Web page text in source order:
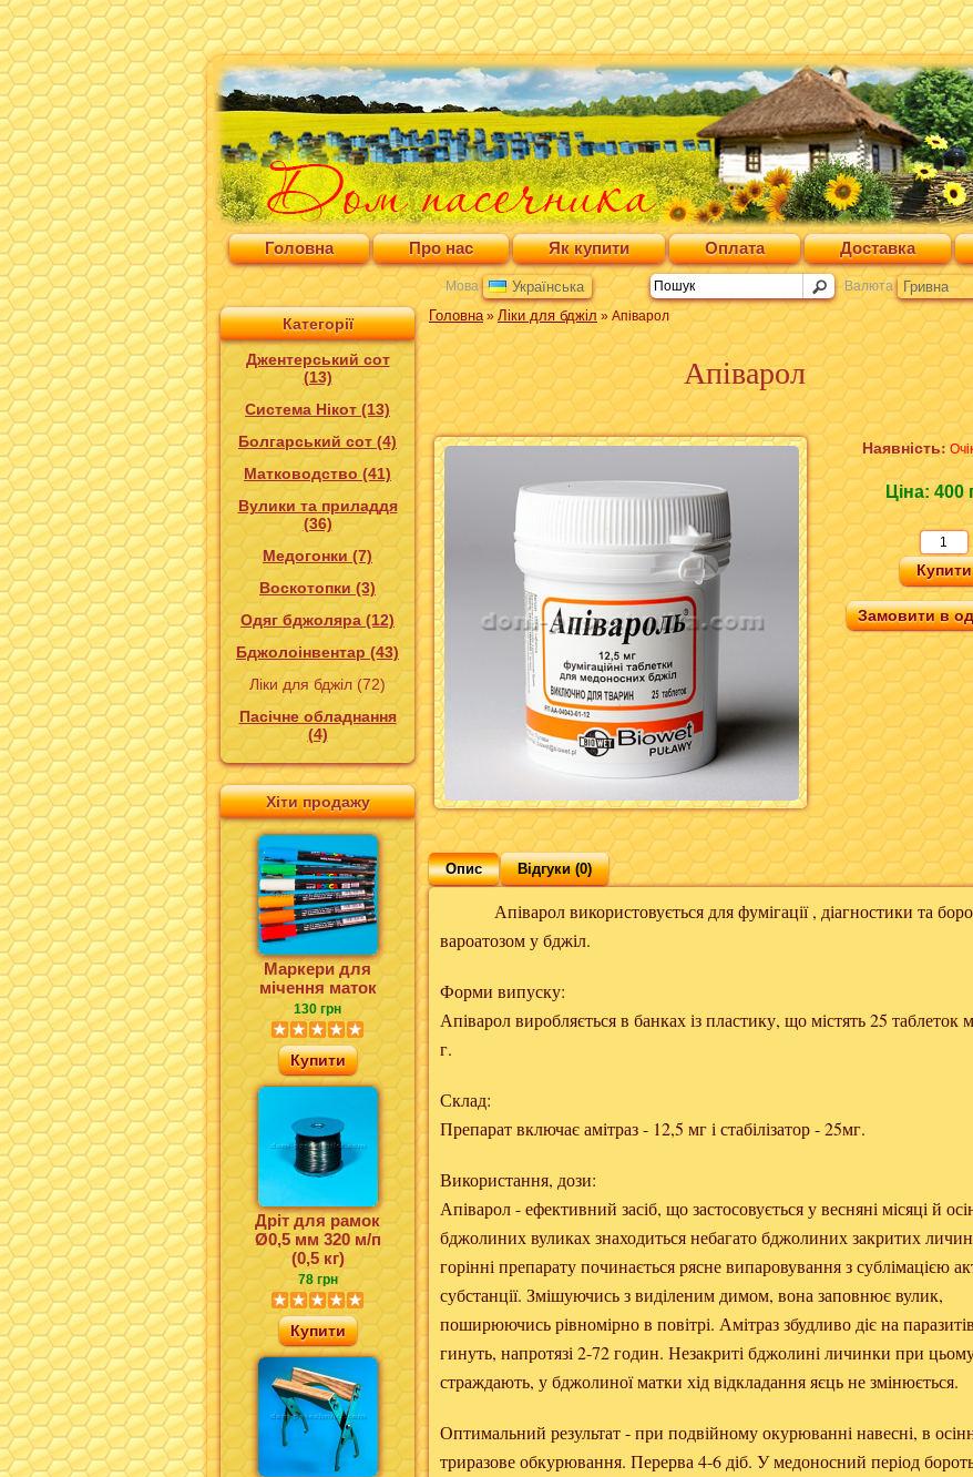
Мова Українська Валюта Гривна
Головна Про нас Як купити Оплата Доставка
Категорії
Джентерський сот
(13)
Система Нікот (13)
Болгарський сот (4)
Матководство (41)
Вулики та приладдя
(36)
Медогонки (7)
Воскотопки (3)
Одяг бджоляра (12)
Бджолоінвентар (43)
Ліки для бджіл (72)
Пасічне обладнання
(4)
Хіти продажу
Маркери для
мічення маток
130 грн
Купити
Дріт для рамок
Ø0,5 мм 320 м/п
(0,5 кг)
78 грн
Купити
Головна» Ліки для бджіл » Апіварол
Апіварол
Наявність:
Ціна: 400
Замовити в
Опис Відгуки (0)
Апіварол використовується для фумігації , діагностики та
вароатозом у бджіл.
Форми випуску:
Апіварол виробляється в банках із пластику, що містять 25 таблеток
г.
Склад:
Препарат включає амітраз - 12,5 мг і стабілізатор - 25мг.
Використання, дози:
Апіварол - ефективний засіб, що застосовується у весняні місяці й
бджолиних вуликах знаходиться небагато бджолиних закритих
горінні препарату починається рясне випаровування з сублімацією
субстанції. Змішуючись з виділеним димом, вона заповнює вулик,
поширюючись рівномірно в повітрі. Амітраз збудливо діє на
гинуть, напротязі 2-72 годин. Незакриті бджолині личинки при
страждають, у бджолиної матки хід відкладання яєць не змінюється.
Оптимальний результат - при подвійному окурюванні навесні, в
триразове обкурювання. Перерва 4-6 діб. У медоносний період